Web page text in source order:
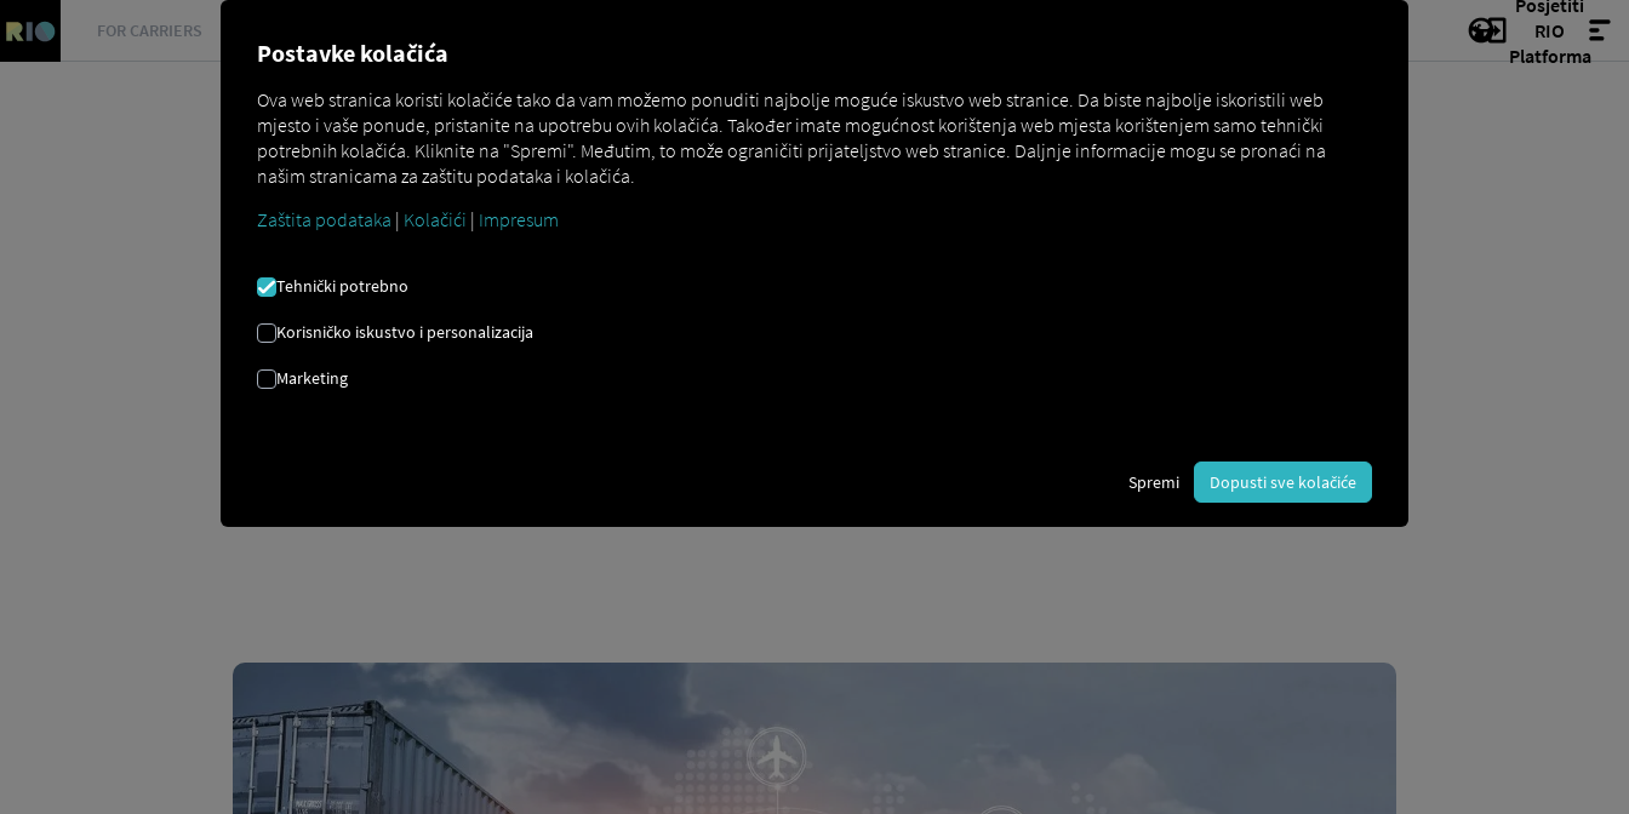
FOR CARRIERS
RIO
Platforma
TELEMATIKA
Postavke kolačića
Ova web stranica koristi kolačiće tako da vam možemo ponuditi najbolje moguće iskustvo web stranice. Da biste najbolje iskoristili web
mjesto i vaše ponude, pristanite na upotrebu ovih kolačića. Također imate mogućnost korištenja web mjesta korištenjem samo tehnički
potrebnih kolačića. Kliknite na "Spremi". Međutim, to može ograničiti prijateljstvo web stranice. Daljnje informacije mogu se pronaći na
našim stranicama za zaštitu podataka i kolačića.
Zaštita podataka | Kolačići | Impresum
Tehnički potrebno
Korisničko iskustvo i personalizacija
Marketing
Spremi Dopusti sve kolačiće